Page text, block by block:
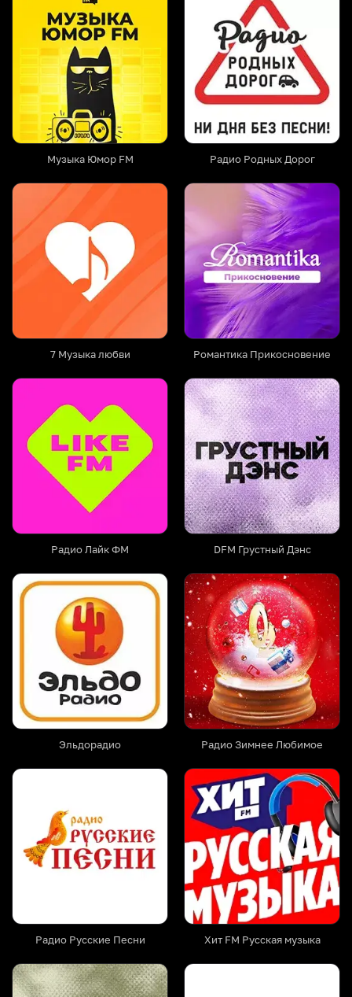
Музыка Юмор FM Радио Родных Дорог
7 Музыка любви Романтика Прикосновение
Радио Лайк ФМ DFM Грустный Дэнс
Эльдорадио Радио Зимнее Любимое
Радио Русские Песни Хит FM Русская музыка